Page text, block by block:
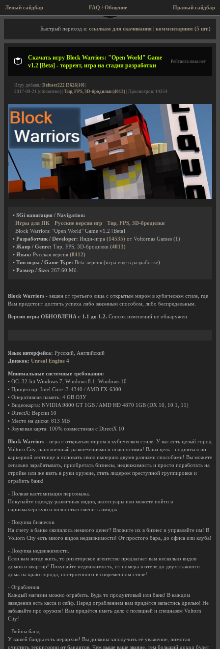
Левый сайдбар Правый сайдбар
FAQ / Общение
Описание игры, торрент, скриншоты, видео
Быстрый переход к: ссылкам для скачивания комментариям (5 шт.)
Скачать игру Block Warriors: "Open World" Game
v1.2 [Beta] - торрент, игра на стадии разработки
Рейтинга пока нет
Игру добавил Defuser222 [3626|10]
2017-09-21 (обновлено) | Тир, FPS, 3D-бродилки (4013) | Просмотров: 14354
• SGi навигация / Navigation:
Игры для ПК
Русские версии игр
Тир, FPS, 3D-бродилки
Block Warriors: "Open World" Game v1.2 [Beta]
• Разработчик / Developer: Инди-игра (14535) от Voltornas Games (1)
• Жанр / Genre: Тир, FPS, 3D-бродилки (4013)
• Язык: Русская версия (8412)
• Тип игры / Game Type: Beta-версия (игра еще в разработке)
• Размер / Size: 267.60 Мб.
Block Warriors - экшен от третьего лица с открытым миром в кубическом стиле, где
Вам предстоит достичь успеха либо законным способом, либо беспредельным.
Версия игры ОБНОВЛЕНА с 1.1 до 1.2. Список изменений не обнаружен.
Язык интерфейса: Русский, Английский
Движок: Unreal Engine 4
Минимальные системные требования:
• ОС: 32-bit Windows 7, Windows 8.1, Windows 10
• Процессор: Intel Core i3-4340 / AMD FX-6300
• Оперативная память: 4 GB ОЗУ
• Видеокарта: NVIDIA 9800 GT 1GB / AMD HD 4870 1GB (DX 10, 10.1, 11)
• DirectX: Версии 10
• Место на диске: 813 MB
• Звуковая карта: 100% совместимая с DirectX 10
Block Warriors - игра с открытым миром в кубическом стиле. У вас есть целый город
Voltorn City, наполненный развлечениями и опасностями! Ваша цель - подняться по
карьерной лестнице и основать свою империю двумя разными способами! Вы можете
легально зарабатывать, приобретать бизнесы, недвижимость и просто поработать на
стройке или же взять в руки оружие, стать лидером преступной группировки и
ограбить банк!
- Полная кастомизация персонажа.
Покупайте одежду различных видов, аксессуары или можете пойти в
парикмахерскую и полностью сменить имидж.
- Покупка бизнесов.
На счету в банке скопилось немного денег? Вложите их в бизнес и управляйте им! В
Voltorn City есть много видов недвижимости! От простого бара, до офиса или клуба!
- Покупка недвижимости.
Если вам негде жить, то риэлторское агентство предлагает вам несколько видов
домов и квартир! Покупайте недвижимость, от номера в отеле до двухэтажного
дома на краю города, построенного в современном стиле!
- Ограбления.
Каждый магазин можно ограбить. Будь то продуктовый или банк! В каждом
заведении есть касса и сейф. Перед ограблением вам придётся запастись дрелью! Не
забывайте про оружие! Вам придётся иметь дело с полицией и спецназем Voltorn
City!
- Войны банд.
У вашей банды есть иерархия! Вы должны заполучить её уважение, помогая
очистить территории от бандитов. Чем выше ваше звание, тем больший доход будет